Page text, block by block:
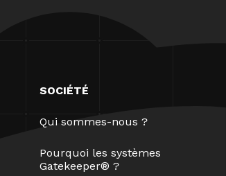
SOCIÉTÉ
Qui sommes-nous ?
Pourquoi les systèmes
Gatekeeper® ?